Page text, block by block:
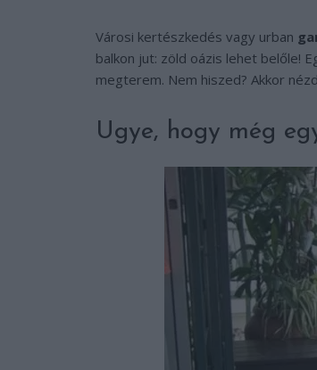
Városi kertészkedés vagy urban
balkon jut: zöld oázis lehet belőle!
megterem. Nem hiszed? Akkor
Ugye, hogy még